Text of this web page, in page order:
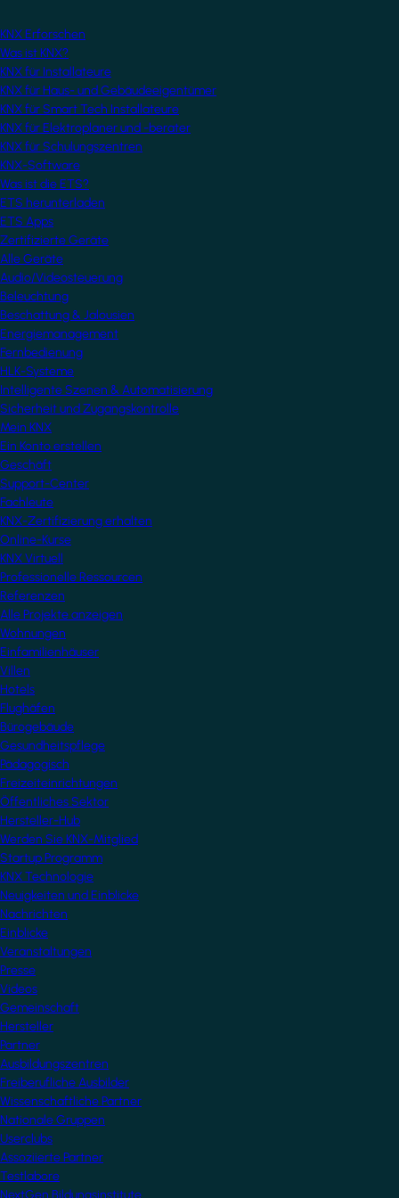
KNX Erforschen
Was ist KNX?
KNX für Installateure
KNX für Haus- und Gebäudeeigentümer
KNX für Smart Tech Installateure
KNX für Elektroplaner und -berater
KNX für Schulungszentren
KNX-Software
Was ist die ETS?
ETS herunterladen
ETS Apps
Zertifizierte Geräte
Alle Geräte
Audio/Videosteuerung
Beleuchtung
Beschattung & Jalousien
Energiemanagement
Fernbedienung
HLK-Systeme
Intelligente Szenen & Automatisierung
Sicherheit und Zugangskontrolle
Mein KNX
Ein Konto erstellen
Geschäft
Support-Center
Fachleute
KNX-Zertifizierung erhalten
Online-Kurse
KNX Virtuell
Professionelle Ressourcen
Referenzen
Alle Projekte anzeigen
Wohnungen
Einfamilienhäuser
Villen
Hotels
Flughäfen
Bürogebäude
Gesundheitspflege
Pädagogisch
Freizeiteinrichtungen
Öffentliches Sektor
Hersteller-Hub
Werden Sie KNX-Mitglied
Startup Programm
KNX Technologie
Neuigkeiten und Einblicke
Nachrichten
Einblicke
Veranstaltungen
Presse
Videos
Gemeinschaft
Hersteller
Partner
Ausbildungszentren
Freiberufliche Ausbilder
Wissenschaftliche Partner
Nationale Gruppen
Userclubs
Assoziierte Partner
Testlabore
NextGen Bildungsinstitute